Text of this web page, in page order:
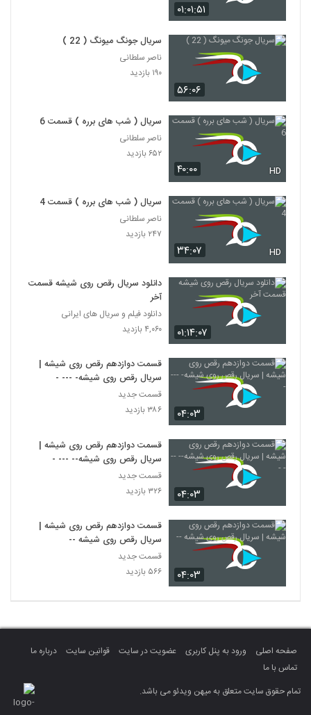
۰۱:۰۱:۵۱
۵۶:۰۶
سریال جونگ میونگ ( 22 )
ناصر سلطانی
۱۹۰ بازدید
۴۰:۰۰ HD
سریال ( شب های برره ) قسمت 6
ناصر سلطانی
۶۵۲ بازدید
۳۴:۰۷ HD
سریال ( شب های برره ) قسمت 4
ناصر سلطانی
۲۴۷ بازدید
۰۱:۱۴:۰۷
دانلود سریال رقص روی شیشه قسمت
آخر
دانلود فیلم و سریال های ایرانی
۴,۰۶۰ بازدید
۰۴:۰۳
قسمت دوازدهم رقص روی شیشه |
سریال رقص روی شیشه- --- -
قسمت جدید
۳۸۶ بازدید
۰۴:۰۳
قسمت دوازدهم رقص روی شیشه |
سریال رقص روی شیشه-- --- -
قسمت جدید
۳۲۶ بازدید
۰۴:۰۳
قسمت دوازدهم رقص روی شیشه |
سریال رقص روی شیشه --
قسمت جدید
۵۶۶ بازدید
صفحه اصلی ورود به پنل کاربری عضویت در سایت قوانین سایت
درباره ما
تماس با ما
تمام حقوق سایت متعلق به میهن ویدئو می باشد.